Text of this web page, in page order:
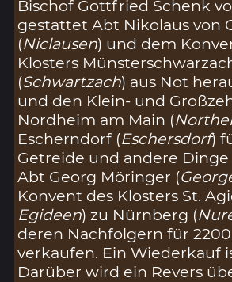
Bischof Gottfried Schenk
gestattet Abt Nikolaus von
(Niclausen) und dem
Klosters
(Schwartzach) aus Not
und den Klein- und
Nordheim am Main (
Escherndorf (Eschersdorf)
Getreide und andere Dinge
Abt Georg Möringer (
Konvent des Klosters St.
Egideen) zu Nürnberg (
deren Nachfolgern für
verkaufen. Ein Wiederkauf
Darüber wird ein Revers